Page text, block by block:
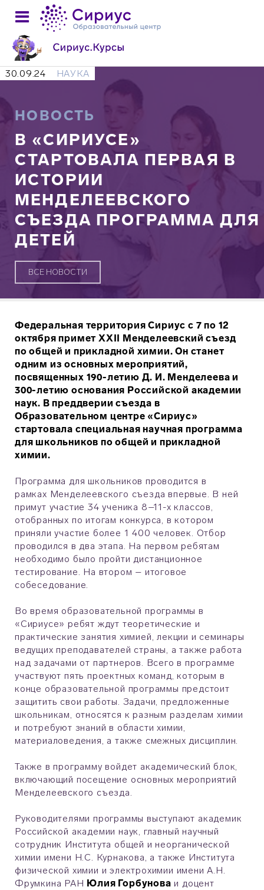
30.09.24 НАУКА
НОВОСТЬ
В «СИРИУСЕ»
СТАРТОВАЛА ПЕРВАЯ В
ИСТОРИИ
МЕНДЕЛЕЕВСКОГО
СЪЕЗДА ПРОГРАММА ДЛЯ
ДЕТЕЙ
ВСЕ НОВОСТИ
Федеральная территория Сириус с 7 по 12
октября примет XXII Менделеевский съезд
по общей и прикладной химии. Он станет
одним из основных мероприятий,
посвященных 190-летию Д. И. Менделеева и
300-летию основания Российской академии
наук. В преддверии съезда в
Образовательном центре «Сириус»
стартовала специальная научная программа
для школьников по общей и прикладной
химии.
Программа для школьников проводится в
рамках Менделеевского съезда впервые. В ней
примут участие 34 ученика 8–11-х классов,
отобранных по итогам конкурса, в котором
приняли участие более 1 400 человек. Отбор
проводился в два этапа. На первом ребятам
необходимо было пройти дистанционное
тестирование. На втором – итоговое
собеседование.
Во время образовательной программы в
«Сириусе» ребят ждут теоретические и
практические занятия химией, лекции и семинары
ведущих преподавателей страны, а также работа
над задачами от партнеров. Всего в программе
участвуют пять проектных команд, которым в
конце образовательной программы предстоит
защитить свои работы. Задачи, предложенные
школьникам, относятся к разным разделам химии
и потребуют знаний в области химии,
материаловедения, а также смежных дисциплин.
Также в программу войдет академический блок,
включающий посещение основных мероприятий
Менделеевского съезда.
Руководителями программы выступают академик
Российской академии наук, главный научный
сотрудник Института общей и неорганической
химии имени Н.С. Курнакова, а также Института
физической химии и электрохимии имени А.Н.
Фрумкина РАН Юлия Горбунова и доцент